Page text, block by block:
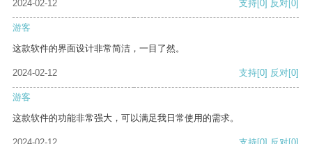
2024-02-12 支持 [0] 反对 [0]
游客
这款软件的界面设计非常简洁，一目了然。
2024-02-12 支持[0] 反对[0]
游客
这款软件的功能非常强大，可以满足我日常使用的需求。